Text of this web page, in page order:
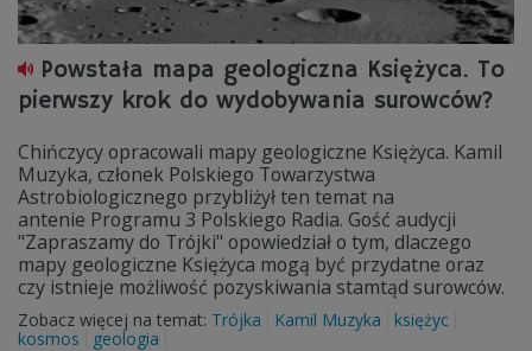
Powstała mapa geologiczna Księżyca. To
pierwszy krok do wydobywania surowców?
Chińczycy opracowali mapy geologiczne Księżyca. Kamil
Muzyka, członek Polskiego Towarzystwa
Astrobiologicznego przybliżył ten temat na
antenie Programu 3 Polskiego Radia. Gość audycji
"Zapraszamy do Trójki" opowiedział o tym, dlaczego
mapy geologiczne Księżyca mogą być przydatne oraz
czy istnieje możliwość pozyskiwania stamtąd surowców.
Zobacz więcej na temat: Trójka Kamil Muzyka
księżyc
kosmos
geologia